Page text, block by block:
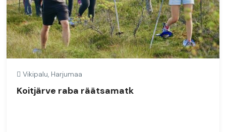
Vikipalu, Harjumaa
Koitjärve raba räätsamatk